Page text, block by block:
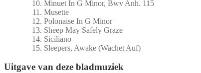
Minuet In G Minor, Bwv Anh. 115
Musette
Polonaise In G Minor
Sheep May Safely Graze
Siciliano
Sleepers, Awake (Wachet Auf)
Uitgave van deze bladmuziek